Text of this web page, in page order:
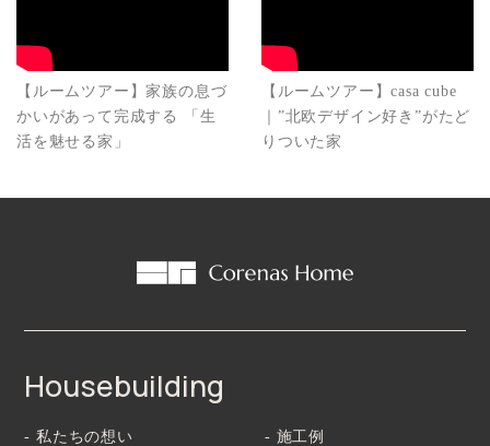
【ルームツアー】家族の息づ
かいがあって完成する 「生
活を魅せる家」
【ルームツアー】casa cube
｜”北欧デザイン好き”がたど
りついた家
Housebuilding
- 私たちの想い
- 施工例